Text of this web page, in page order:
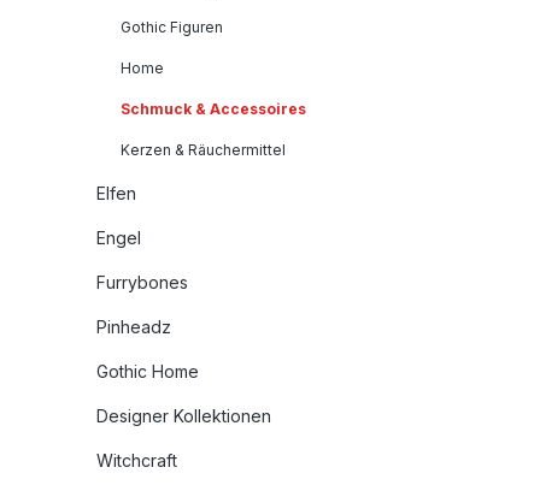
Gothic Figuren
Home
Schmuck & Accessoires
Kerzen & Räuchermittel
Elfen
Engel
Furrybones
Pinheadz
Gothic Home
Designer Kollektionen
Witchcraft